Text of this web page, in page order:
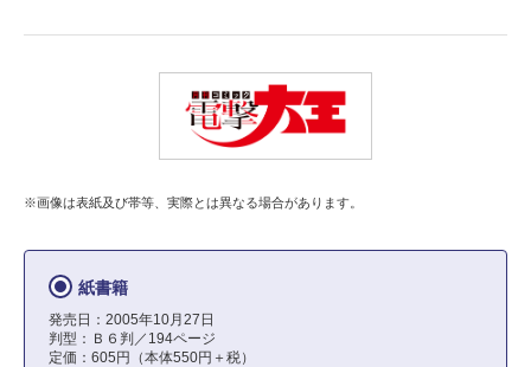
※画像は表紙及び帯等、実際とは異なる場合があります。
紙書籍
発売日：2005年10月27日
判型：Ｂ６判／194ページ
定価：605円（本体550円＋税）